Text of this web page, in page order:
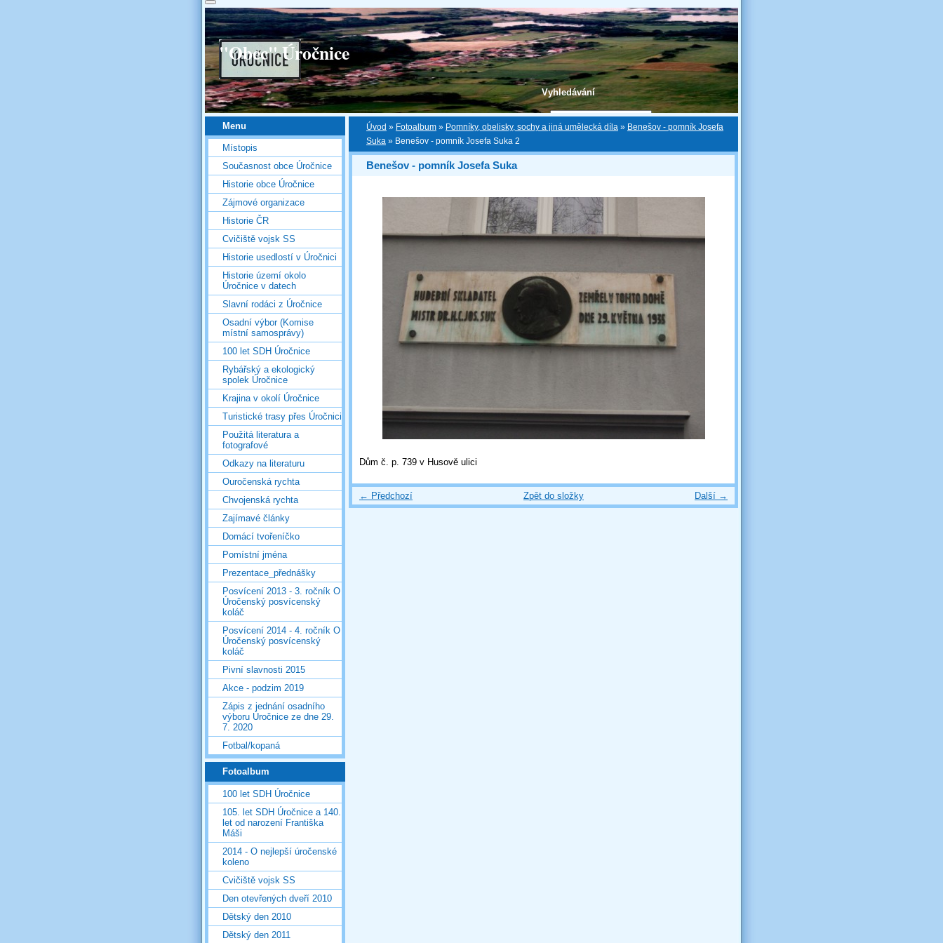
Vyhledávání
"Obec" Úročnice
Úvod » Fotoalbum » Pomníky, obelisky, sochy a jiná umělecká díla » Benešov - pomník Josefa
Suka » Benešov - pomník Josefa Suka 2
Benešov - pomník Josefa Suka
Dům č. p. 739 v Husově ulici
← Předchozí Další →
Zpět do složky
Menu
Místopis
Současnost obce Úročnice
Historie obce Úročnice
Zájmové organizace
Historie ČR
Cvičiště vojsk SS
Historie usedlostí v Úročnici
Historie území okolo
Úročnice v datech
Slavní rodáci z Úročnice
Osadní výbor (Komise
místní samosprávy)
100 let SDH Úročnice
Rybářský a ekologický
spolek Úročnice
Krajina v okolí Úročnice
Turistické trasy přes Úročnici
Použitá literatura a
fotografové
Odkazy na literaturu
Ouročenská rychta
Chvojenská rychta
Zajímavé články
Domácí tvořeníčko
Pomístní jména
Prezentace_přednášky
Posvícení 2013 - 3. ročník O
Úročenský posvícenský
koláč
Posvícení 2014 - 4. ročník O
Úročenský posvícenský
koláč
Pivní slavnosti 2015
Akce - podzim 2019
Zápis z jednání osadního
výboru Úročnice ze dne 29.
7. 2020
Fotbal/kopaná
Fotoalbum
100 let SDH Úročnice
105. let SDH Úročnice a 140.
let od narození Františka
Máši
2014 - O nejlepší úročenské
koleno
Cvičiště vojsk SS
Den otevřených dveří 2010
Dětský den 2010
Dětský den 2011